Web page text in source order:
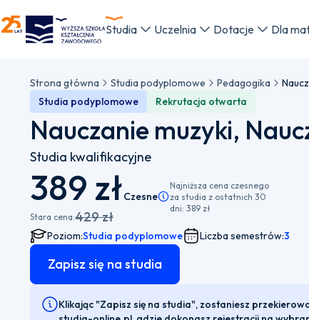
WSKZ - strona główna
Studia Uczelnia Dotacje Dla
Strona główna Studia podyplomowe Pedagogika
Studia podyplomowe
Rekrutacja otwarta
Nauczanie muzyki,
Studia kwalifikacyjne
389 złCzesnePamiętaj, że istnieje możliwość
Stara cena:429 zł
Najniższa cena czesnego
za studia z ostatnich 30
dni: 389 zł
Poziom:Studia podyplomowe Liczba semestrów:3
Zapisz się na studia
Klikając "Zapisz się na studia", zostaniesz